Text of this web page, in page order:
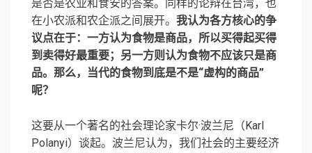
是否是农业和食安的答案。同样的论辩在台湾，也
在小农派和农企派之间展开。 我认为各方核心的争
议点在于：一方认为食物是商品，所以买得起买得
到卖得好最重要；另一方则认为食物不应该只是商
品。那么，当代的食物到底是不是“虚构的商品”
呢？
这要从一个著名的社会理论家卡尔·波兰尼（Karl
Polanyi）谈起。波兰尼认为，我们社会的主要经济